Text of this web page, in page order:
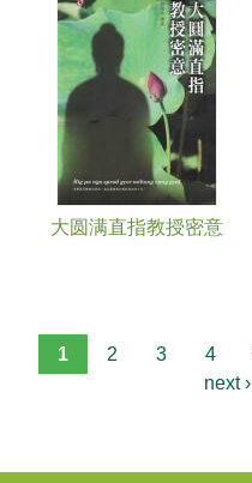
大圆满直指教授密意
1 2 3 4
next ›